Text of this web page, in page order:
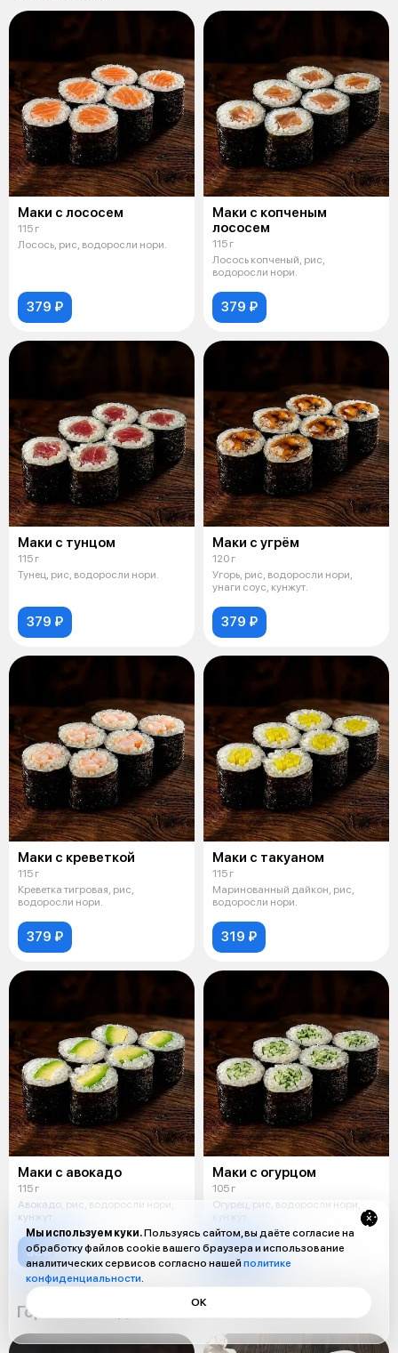
Маки с лососем
115 г
Лосось, рис, водоросли нори.
379 ₽
Маки с копченым
лососем
115 г
Лосось копченый, рис,
водоросли нори.
379 ₽
Маки с тунцом
115 г
Тунец, рис, водоросли нори.
379 ₽
Маки с угрём
120 г
Угорь, рис, водоросли нори,
унаги соус, кунжут.
379 ₽
Маки с креветкой
115 г
Креветка тигровая, рис,
водоросли нори.
379 ₽
Маки с такуаном
115 г
Маринованный дайкон, рис,
водоросли нори.
319 ₽
Маки с авокадо
115 г
Авокадо, рис, водоросли нори,
кунжут.
339 ₽
Маки с огурцом
105 г
Огурец, рис, водоросли нори,
319 ₽
Горячие блюда
Мы используем куки.Пользуясь сайтом, вы даёте согласие на
обработку файлов cookie вашего браузера и использование
аналитических сервисов согласно нашей политике
конфиденциальности.
ОК